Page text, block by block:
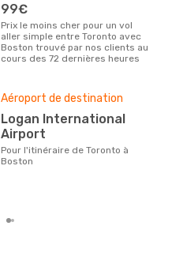
99€
Prix le moins cher pour un vol
aller simple entre Toronto avec
Boston trouvé par nos clients au
cours des 72 dernières heures
Aéroport de destination
Logan International
Airport
Pour l'itinéraire de Toronto à
Boston